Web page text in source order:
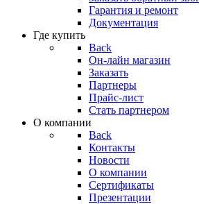
Гарантия и ремонт
Документация
Где купить
Back
Он-лайн магазин
Заказать
Партнеры
Прайс-лист
Стать партнером
О компании
Back
Контакты
Новости
О компании
Сертификаты
Презентации